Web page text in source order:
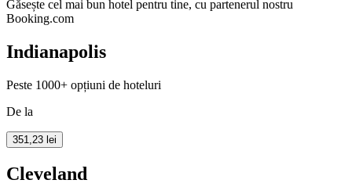
Găsește cel mai bun hotel pentru tine, cu partenerul nostru
Booking.com
Indianapolis
Peste 1000+ opțiuni de hoteluri
De la
351,23 lei
Cleveland